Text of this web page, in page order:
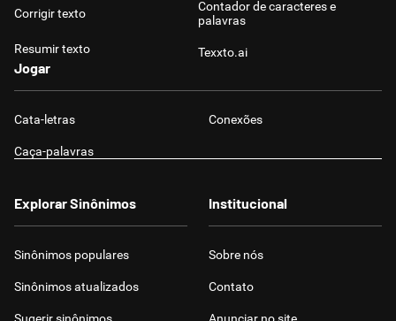
Corrigir texto
Resumir texto
Contador de caracteres e
palavras
Texxto.ai
Jogar
Cata-letras Conexões
Caça-palavras
Explorar Sinônimos
Sinônimos populares
Sinônimos atualizados
Institucional
Sobre nós
Contato